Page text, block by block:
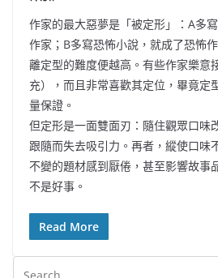
作家的最大惡夢是「被定形」：A多
作家；B多寫恐怖小說，就成了恐怖
離定型的難度便越高。有些作家樂意
充），而且非常喜歡其定位，畢竟定
量保證。
但定形是一面雙面刃：隨住觀眾口味
跟隨而失去吸引力。再者，縱使口味
不變的題材感到厭倦，甚至影響故事
不是好事。
Read More